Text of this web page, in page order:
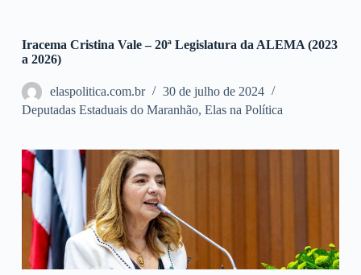
Iracema Cristina Vale – 20ª Legislatura da ALEMA (2023
a 2026)
elaspolitica.com.br
30 de julho de 2024
Deputadas Estaduais do Maranhão, Elas na Política